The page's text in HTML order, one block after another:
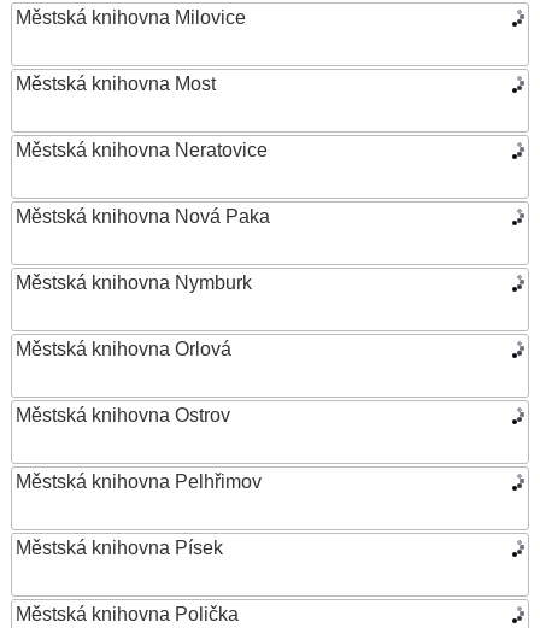
Městská knihovna Milovice
Městská knihovna Most
Městská knihovna Neratovice
Městská knihovna Nová Paka
Městská knihovna Nymburk
Městská knihovna Orlová
Městská knihovna Ostrov
Městská knihovna Pelhřimov
Městská knihovna Písek
Městská knihovna Polička